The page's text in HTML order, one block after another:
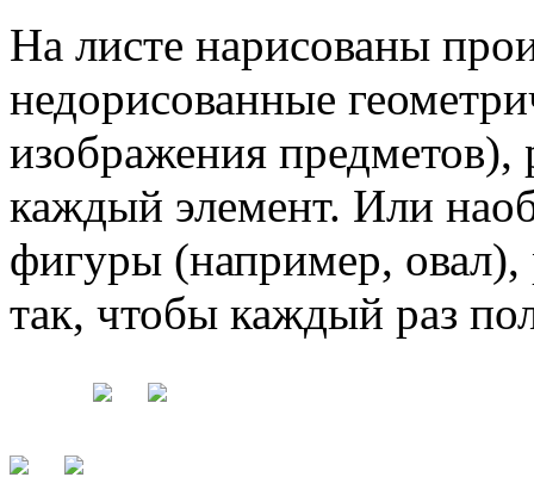
На листе нарисованы
недорисованные
изображения предметов),
каждый элемент. Или
фигуры (например, овал),
так, чтобы каждый раз